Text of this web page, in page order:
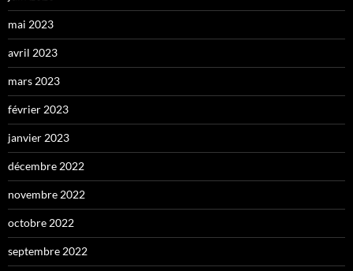
mai 2023
avril 2023
mars 2023
février 2023
janvier 2023
décembre 2022
novembre 2022
octobre 2022
septembre 2022